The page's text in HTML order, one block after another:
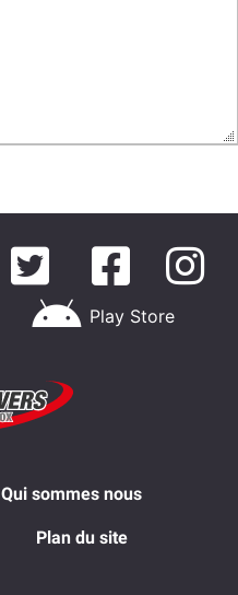
Play Store
Qui sommes nous
Plan du site